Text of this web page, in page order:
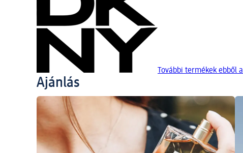
További termékek ebből
Ajánlás